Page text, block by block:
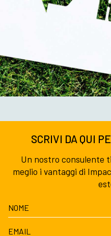
SCRIVI DA QUI
Un nostro consulente
meglio i vantaggi di